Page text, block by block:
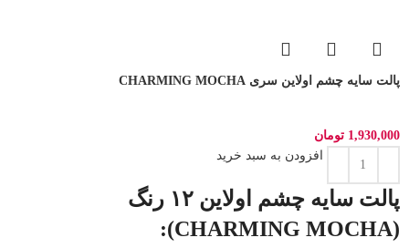
پالت سایه چشم اولاین سری CHARMING MOCHA
1,930,000 تومان
افزودن به سبد خرید
پالت سایه چشم اولاین ۱۲ رنگ
(CHARMING MOCHA):